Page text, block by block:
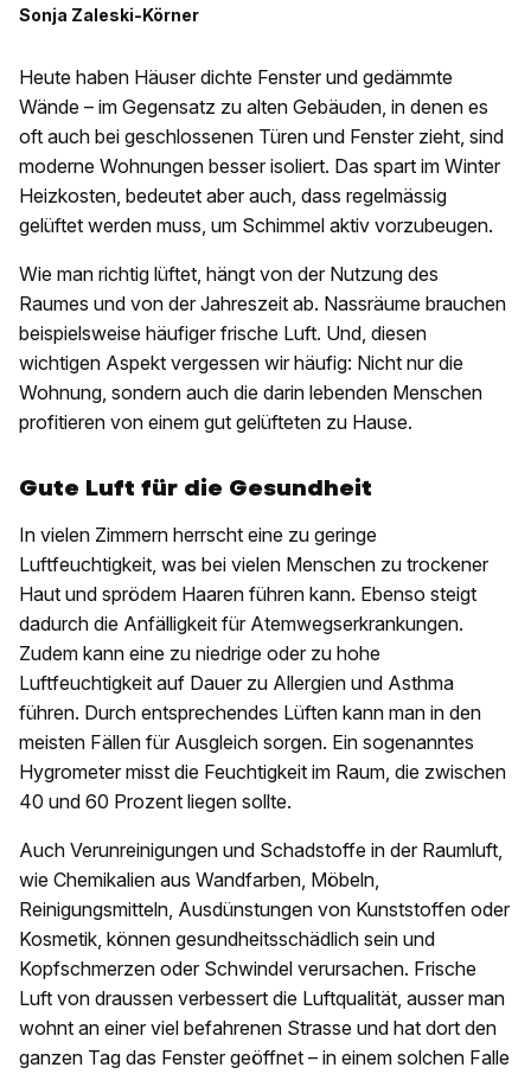
Sonja Zaleski-Körner
Heute haben Häuser dichte Fenster und gedämmte
Wände – im Gegensatz zu alten Gebäuden, in denen es
oft auch bei geschlossenen Türen und Fenster zieht, sind
moderne Wohnungen besser isoliert. Das spart im Winter
Heizkosten, bedeutet aber auch, dass regelmässig
gelüftet werden muss, um Schimmel aktiv vorzubeugen.
Wie man richtig lüftet, hängt von der Nutzung des
Raumes und von der Jahreszeit ab. Nassräume brauchen
beispielsweise häufiger frische Luft. Und, diesen
wichtigen Aspekt vergessen wir häufig: Nicht nur die
Wohnung, sondern auch die darin lebenden Menschen
profitieren von einem gut gelüfteten zu Hause.
Gute Luft für die Gesundheit
In vielen Zimmern herrscht eine zu geringe
Luftfeuchtigkeit, was bei vielen Menschen zu trockener
Haut und sprödem Haaren führen kann. Ebenso steigt
dadurch die Anfälligkeit für Atemwegserkrankungen.
Zudem kann eine zu niedrige oder zu hohe
Luftfeuchtigkeit auf Dauer zu Allergien und Asthma
führen. Durch entsprechendes Lüften kann man in den
meisten Fällen für Ausgleich sorgen. Ein sogenanntes
Hygrometer misst die Feuchtigkeit im Raum, die zwischen
40 und 60 Prozent liegen sollte.
Auch Verunreinigungen und Schadstoffe in der Raumluft,
wie Chemikalien aus Wandfarben, Möbeln,
Reinigungsmitteln, Ausdünstungen von Kunststoffen oder
Kosmetik, können gesundheitsschädlich sein und
Kopfschmerzen oder Schwindel verursachen. Frische
Luft von draussen verbessert die Luftqualität, ausser man
wohnt an einer viel befahrenen Strasse und hat dort den
ganzen Tag das Fenster geöffnet – in einem solchen Falle